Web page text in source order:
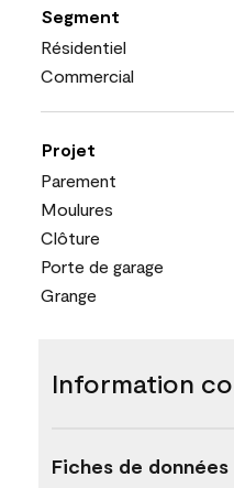
Segment
Résidentiel
Commercial
Projet
Parement
Moulures
Clôture
Porte de garage
Grange
Information
Fiches de